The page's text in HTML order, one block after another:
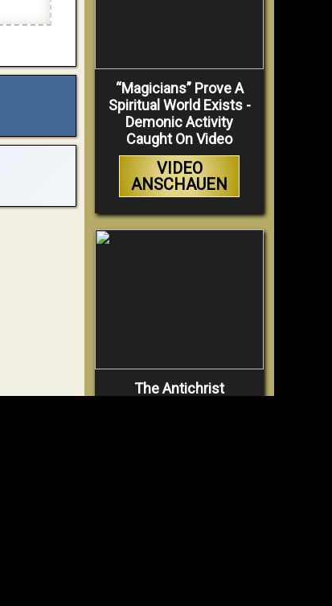
“Magicians” Prove A
Spiritual World Exists -
Demonic Activity
Caught On Video
VIDEO
ANSCHAUEN
The Antichrist